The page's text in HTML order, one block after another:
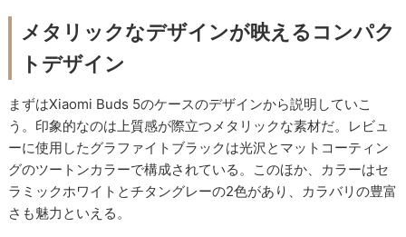
メタリックなデザインが映えるコンパク
トデザイン
まずはXiaomi Buds 5のケースのデザインから説明していこ
う。印象的なのは上質感が際立つメタリックな素材だ。レビュ
ーに使用したグラファイトブラックは光沢とマットコーティン
グのツートンカラーで構成されている。このほか、カラーはセ
ラミックホワイトとチタングレーの2色があり、カラバリの豊富
さも魅力といえる。